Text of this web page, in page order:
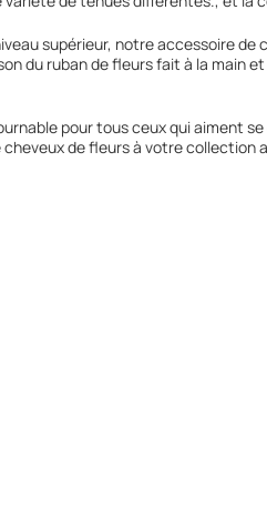
supérieur, notre accessoire
du ruban de fleurs fait à la main
pour tous ceux qui aiment
de fleurs à votre collection